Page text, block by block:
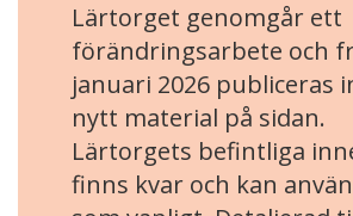
Lärtorget genomgår ett
förändringsarbete och
januari 2026 publiceras
nytt material på sidan.
Lärtorgets befintliga
finns kvar och kan